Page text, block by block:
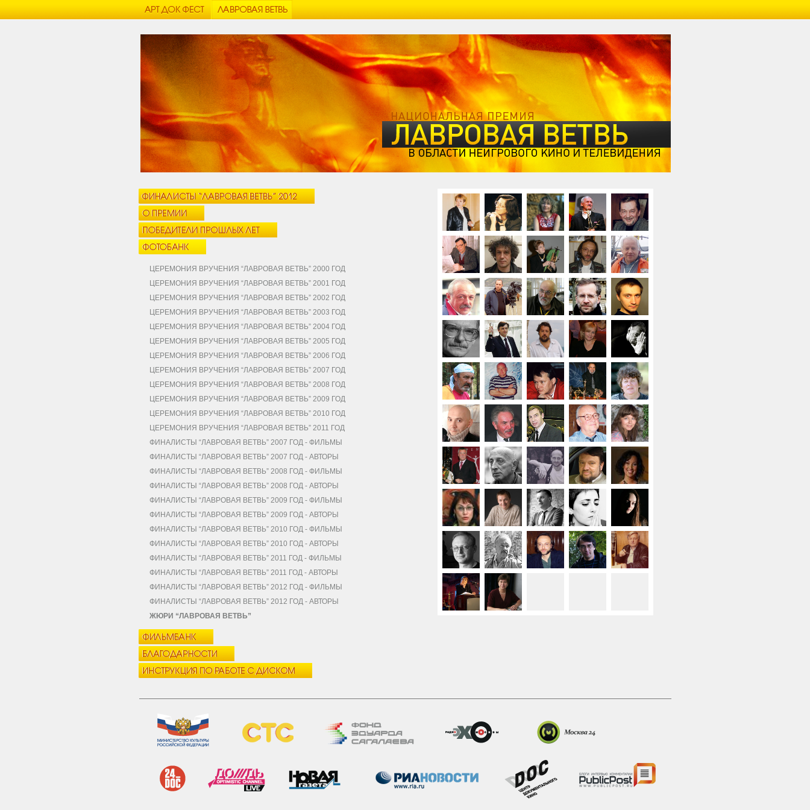
ЦЕРЕМОНИЯ ВРУЧЕНИЯ “ЛАВРОВАЯ ВЕТВЬ” 2000 ГОД
ЦЕРЕМОНИЯ ВРУЧЕНИЯ “ЛАВРОВАЯ ВЕТВЬ” 2001 ГОД
ЦЕРЕМОНИЯ ВРУЧЕНИЯ “ЛАВРОВАЯ ВЕТВЬ” 2002 ГОД
ЦЕРЕМОНИЯ ВРУЧЕНИЯ “ЛАВРОВАЯ ВЕТВЬ” 2003 ГОД
ЦЕРЕМОНИЯ ВРУЧЕНИЯ “ЛАВРОВАЯ ВЕТВЬ” 2004 ГОД
ЦЕРЕМОНИЯ ВРУЧЕНИЯ “ЛАВРОВАЯ ВЕТВЬ” 2005 ГОД
ЦЕРЕМОНИЯ ВРУЧЕНИЯ “ЛАВРОВАЯ ВЕТВЬ” 2006 ГОД
ЦЕРЕМОНИЯ ВРУЧЕНИЯ “ЛАВРОВАЯ ВЕТВЬ” 2007 ГОД
ЦЕРЕМОНИЯ ВРУЧЕНИЯ “ЛАВРОВАЯ ВЕТВЬ” 2008 ГОД
ЦЕРЕМОНИЯ ВРУЧЕНИЯ “ЛАВРОВАЯ ВЕТВЬ” 2009 ГОД
ЦЕРЕМОНИЯ ВРУЧЕНИЯ “ЛАВРОВАЯ ВЕТВЬ” 2010 ГОД
ЦЕРЕМОНИЯ ВРУЧЕНИЯ “ЛАВРОВАЯ ВЕТВЬ” 2011 ГОД
ФИНАЛИСТЫ “ЛАВРОВАЯ ВЕТВЬ” 2007 ГОД - ФИЛЬМЫ
ФИНАЛИСТЫ “ЛАВРОВАЯ ВЕТВЬ” 2007 ГОД - АВТОРЫ
ФИНАЛИСТЫ “ЛАВРОВАЯ ВЕТВЬ” 2008 ГОД - ФИЛЬМЫ
ФИНАЛИСТЫ “ЛАВРОВАЯ ВЕТВЬ” 2008 ГОД - АВТОРЫ
ФИНАЛИСТЫ “ЛАВРОВАЯ ВЕТВЬ” 2009 ГОД - ФИЛЬМЫ
ФИНАЛИСТЫ “ЛАВРОВАЯ ВЕТВЬ” 2009 ГОД - АВТОРЫ
ФИНАЛИСТЫ “ЛАВРОВАЯ ВЕТВЬ” 2010 ГОД - ФИЛЬМЫ
ФИНАЛИСТЫ “ЛАВРОВАЯ ВЕТВЬ” 2010 ГОД - АВТОРЫ
ФИНАЛИСТЫ “ЛАВРОВАЯ ВЕТВЬ” 2011 ГОД - ФИЛЬМЫ
ФИНАЛИСТЫ “ЛАВРОВАЯ ВЕТВЬ” 2011 ГОД - АВТОРЫ
ФИНАЛИСТЫ “ЛАВРОВАЯ ВЕТВЬ” 2012 ГОД - ФИЛЬМЫ
ФИНАЛИСТЫ “ЛАВРОВАЯ ВЕТВЬ” 2012 ГОД - АВТОРЫ
ЖЮРИ “ЛАВРОВАЯ ВЕТВЬ”